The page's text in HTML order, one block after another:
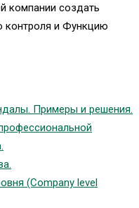
компании создать
контроля и Функцию
Примеры и решения.
(Company level